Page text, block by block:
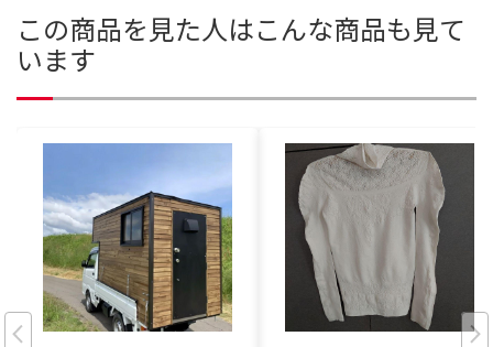
この商品を見た人はこんな商品も見て
います